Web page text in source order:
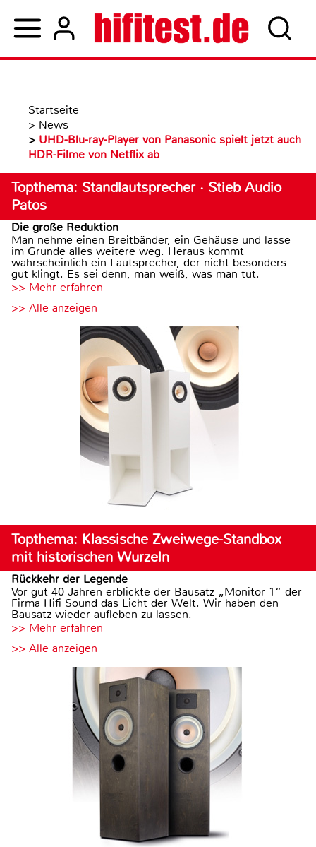
Startseite
> News
> UHD-Blu-ray-Player von Panasonic spielt jetzt auch
HDR-Filme von Netflix ab
Topthema: Standlautsprecher · Stieb Audio
Patos
Die große Reduktion
Man nehme einen Breitbänder, ein Gehäuse und lasse
im Grunde alles weitere weg. Heraus kommt
wahrscheinlich ein Lautsprecher, der nicht besonders
gut klingt. Es sei denn, man weiß, was man tut.
>> Mehr erfahren
>> Alle anzeigen
Topthema: Klassische Zweiwege-Standbox
mit historischen Wurzeln
Rückkehr der Legende
Vor gut 40 Jahren erblickte der Bausatz „Monitor 1“ der
Firma Hifi Sound das Licht der Welt. Wir haben den
Bausatz wieder aufleben zu lassen.
>> Mehr erfahren
>> Alle anzeigen